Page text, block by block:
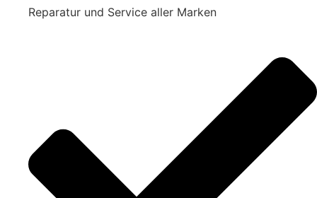
Reparatur und Service aller Marken